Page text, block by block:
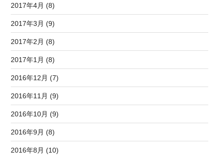
2017年4月 (8)
2017年3月 (9)
2017年2月 (8)
2017年1月 (8)
2016年12月 (7)
2016年11月 (9)
2016年10月 (9)
2016年9月 (8)
2016年8月 (10)